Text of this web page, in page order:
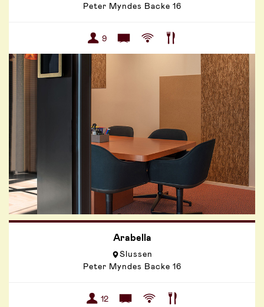
Peter Myndes Backe 16
9
Arabella
Slussen
Peter Myndes Backe 16
12